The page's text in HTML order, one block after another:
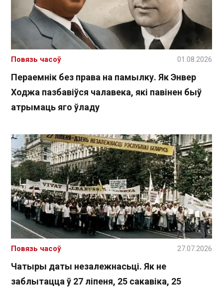
Пераемнік без права на памылку. Як Энвер
Ходжа пазбавіўся чалавека, які павінен быў
атрымаць яго ўладу
Повязь часоў 01.08.2026
Чатыры даты незалежнасьці. Як не
заблытацца ў 27 ліпеня, 25 сакавіка, 25
Повязь часоў 27.07.2026